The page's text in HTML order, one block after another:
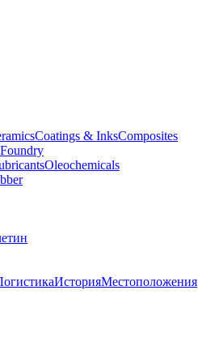
Coatings & InksComposites
Foundry
Oleochemicals
ИсторияМестоположения